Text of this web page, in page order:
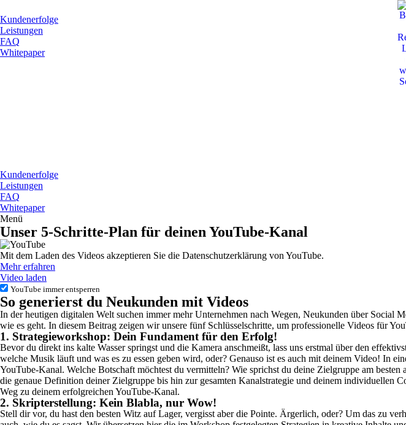
Kundenerfolge
Leistungen
FAQ
Whitepaper
Menü
Kundenerfolge
Leistungen
FAQ
Whitepaper
Unser 5-Schritte-Plan für deinen YouTube-Kanal
Mit dem Laden des Videos akzeptieren Sie die Datenschutzerklärung von YouTube.
Mehr erfahren
Video laden
YouTube immer entsperren
So generierst du Neukunden mit Videos
In der heutigen digitalen Welt suchen immer mehr Unternehmen nach Wegen, Neukunden über Social
wie es geht. In diesem Beitrag zeigen wir unsere fünf Schlüsselschritte, um professionelle Videos für
1. Strategieworkshop: Dein Fundament für den Erfolg!
Bevor du direkt ins kalte Wasser springst und die Kamera anschmeißt, lass uns erstmal über den
welche Musik läuft und was es zu essen geben wird, oder? Genauso ist es auch mit deinem Video! In
YouTube-Kanal. Welche Botschaft möchtest du vermitteln? Wie sprichst du deine Zielgruppe am
die genaue Definition deiner Zielgruppe bis hin zur gesamten Kanalstrategie und deinem individuellen
Weg zu deinem erfolgreichen YouTube-Kanal.
2. Skripterstellung: Kein Blabla, nur Wow!
Stell dir vor, du hast den besten Witz auf Lager, vergisst aber die Pointe. Ärgerlich, oder? Um das zu